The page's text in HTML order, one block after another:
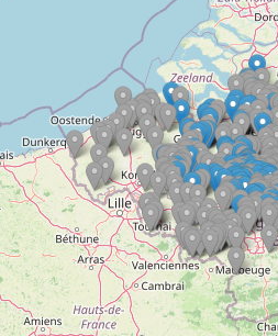
Schapentocht
Het lossen van de kunst
Kerkstraten
7 rollen van Steven Seagal
Dodentocht
Redelijk slecht weer
In vogelvlucht